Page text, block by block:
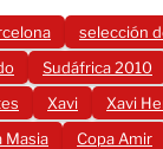
selección
Sudáfrica 2010
Xavi
Xavi
Masia
Copa Amir